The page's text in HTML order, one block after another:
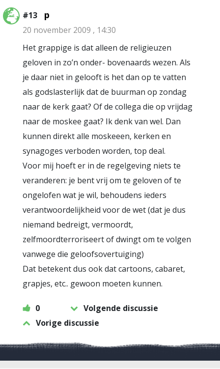
#13 p
20 november 2009 , 14:30
Het grappige is dat alleen de religieuzen
geloven in zo’n onder- bovenaards wezen. Als
je daar niet in gelooft is het dan op te vatten
als godslasterlijk dat de buurman op zondag
naar de kerk gaat? Of de collega die op vrijdag
naar de moskee gaat? Ik denk van wel. Dan
kunnen direkt alle moskeeen, kerken en
synagoges verboden worden, top deal.
Voor mij hoeft er in de regelgeving niets te
veranderen: je bent vrij om te geloven of te
ongelofen wat je wil, behoudens ieders
verantwoordelijkheid voor de wet (dat je dus
niemand bedreigt, vermoordt,
zelfmoordterroriseert of dwingt om te volgen
vanwege die geloofsovertuiging)
Dat betekent dus ook dat cartoons, cabaret,
grapjes, etc.. gewoon moeten kunnen.
0
Volgende discussie
Vorige discussie